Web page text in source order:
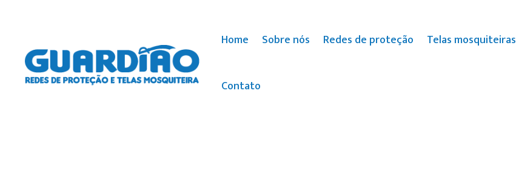
Home Sobre nós Redes de proteção Telas mosquiteiras
Contato